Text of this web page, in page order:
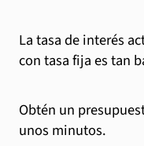
La tasa de interés
con tasa fija es tan
Obtén un
unos minutos.